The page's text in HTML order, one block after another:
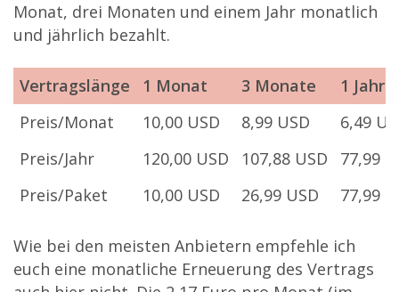
Monat, drei Monaten und einem Jahr monatlich
und jährlich bezahlt.
Vertragslänge 1 Monat 3 Monate
1 Jahr
Vertragslänge
1 Monat 3 Monate 1 Jahr
Preis/Monat 10,00 USD 8,99 USD
6,49
Preis/Jahr
120,00 USD 107,88 USD
77,99
Preis/Paket
10,00 USD 26,99 USD 77,99
Wie bei den meisten Anbietern empfehle ich
euch eine monatliche Erneuerung des Vertrags